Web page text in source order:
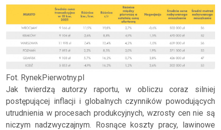
Fot. RynekPierwotny.pl
Jak twierdzą autorzy raportu, w obliczu coraz silniej
postępującej inflacji i globalnych czynników powodujących
utrudnienia w procesach produkcyjnych, wzrosty cen nie są
niczym nadzwyczajnym. Rosnące koszty pracy, lawinowe